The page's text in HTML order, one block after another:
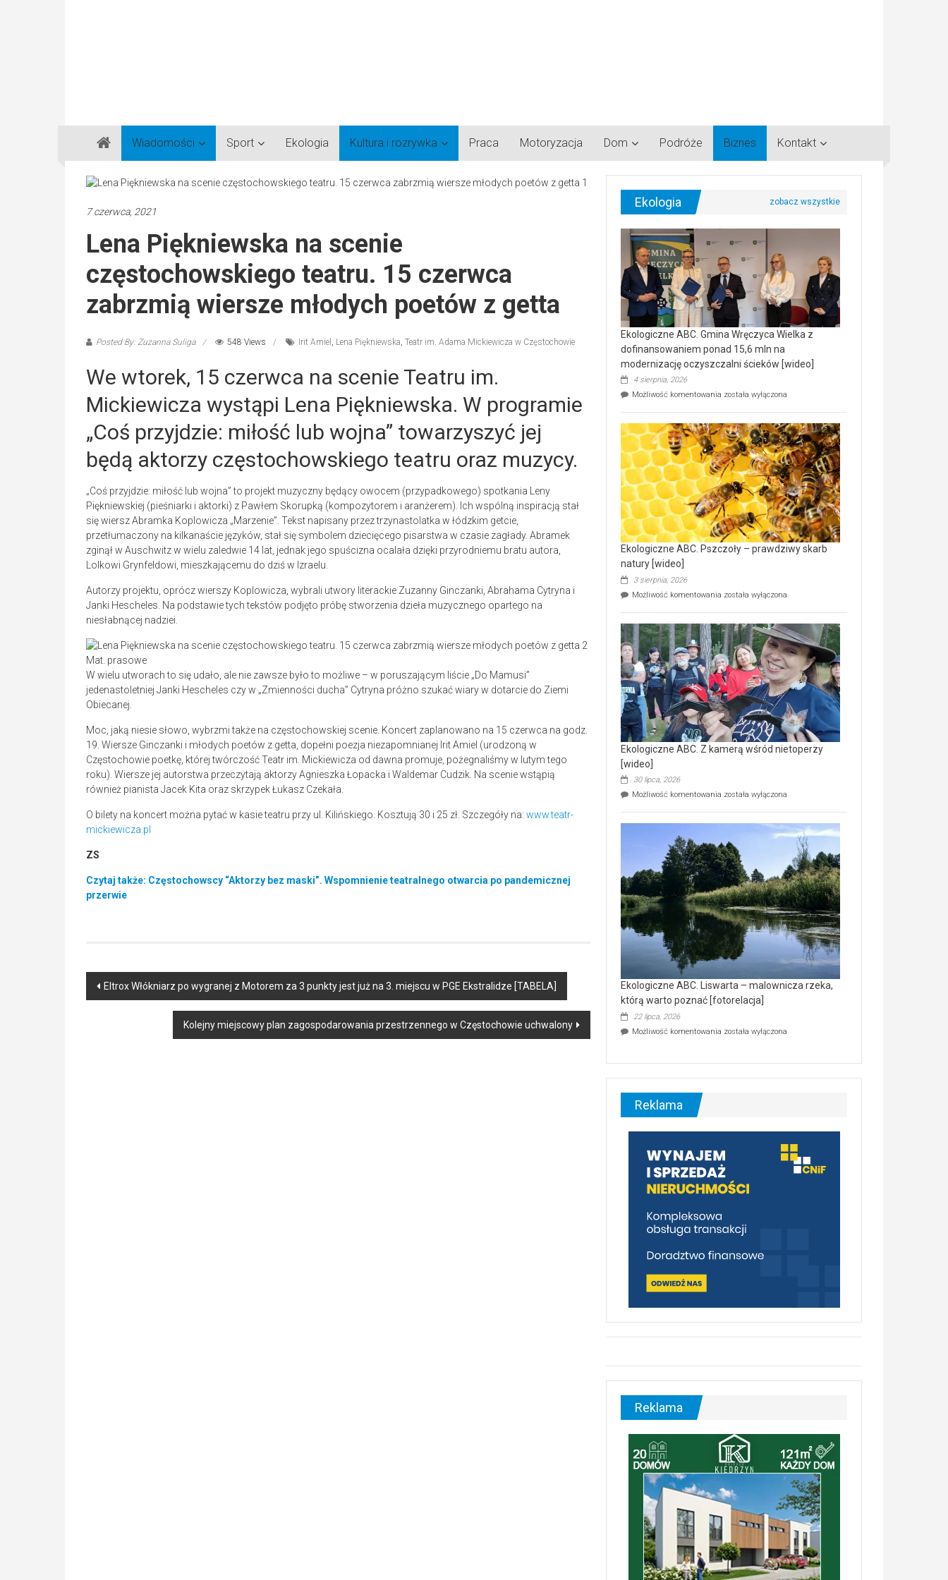
Gazeta
Regionalna
Częstochowa,
Lubliniec,
Wiadomości Sport Ekologia Kultura i rozrywka Praca Motoryzacja Dom Podróże Biznes Kontakt
7 czerwca, 2021
Lena Piękniewska na scenie
częstochowskiego teatru. 15 czerwca
zabrzmią wiersze młodych poetów z getta
Posted By: Zuzanna Suliga 548 Views Irit Amiel , Lena Piękniewska, Teatr im. Adama Mickiewicza w Częstochowie
We wtorek, 15 czerwca na scenie Teatru im.
Mickiewicza wystąpi Lena Piękniewska. W programie
„Coś przyjdzie: miłość lub wojna” towarzyszyć jej
będą aktorzy częstochowskiego teatru oraz muzycy.
„Coś przyjdzie: miłość lub wojna” to projekt muzyczny będący owocem (przypadkowego) spotkania Leny
Piękniewskiej (pieśniarki i aktorki) z Pawłem Skorupką (kompozytorem i aranżerem). Ich wspólną inspiracją stał
się wiersz Abramka Koplowicza „Marzenie”. Tekst napisany przez trzynastolatka w łódzkim getcie,
przetłumaczony na kilkanaście języków, stał się symbolem dziecięcego pisarstwa w czasie zagłady. Abramek
zginął w Auschwitz w wielu zaledwie 14 lat, jednak jego spuścizna ocalała dzięki przyrodniemu bratu autora,
Lolkowi Grynfeldowi, mieszkającemu do dziś w Izraelu.
Autorzy projektu, oprócz wierszy Koplowicza, wybrali utwory literackie Zuzanny Ginczanki, Abrahama Cytryna i
Janki Hescheles. Na podstawie tych tekstów podjęto próbę stworzenia dzieła muzycznego opartego na
niesłabnącej nadziei.
Mat. prasowe
W wielu utworach to się udało, ale nie zawsze było to możliwe – w poruszającym liście „Do Mamusi”
jedenastoletniej Janki Hescheles czy w „Zmienności ducha” Cytryna próżno szukać wiary w dotarcie do Ziemi
Obiecanej.
Moc, jaką niesie słowo, wybrzmi także na częstochowskiej scenie. Koncert zaplanowano na 15 czerwca na godz.
19. Wiersze Ginczanki i młodych poetów z getta, dopełni poezja niezapomnianej Irit Amiel (urodzoną w
Częstochowie poetkę, której twórczość Teatr im. Mickiewicza od dawna promuje, pożegnaliśmy w lutym tego
roku). Wiersze jej autorstwa przeczytają aktorzy Agnieszka Łopacka i Waldemar Cudzik. Na scenie wstąpią
również pianista Jacek Kita oraz skrzypek Łukasz Czekała.
O bilety na koncert można pytać w kasie teatru przy ul. Kilińskiego. Kosztują 30 i 25 zł. Szczegóły na: www.teatr-
mickiewicza.pl
ZS
Czytaj także: Częstochowscy “Aktorzy bez maski”. Wspomnienie teatralnego otwarcia po pandemicznej
przerwie
Post
navigation
Eltrox Włókniarz po wygranej z Motorem za 3 punkty jest już na 3. miejscu w PGE Ekstralidze [TABELA]
Kolejny miejscowy plan zagospodarowania przestrzennego w Częstochowie uchwalony
Ekologia
Ekologiczne ABC. Gmina Wręczyca Wielka z
dofinansowaniem ponad 15,6 mln na
modernizację oczyszczalni ścieków [wideo]
4 sierpnia, 2026
Możliwość komentowania Ekologiczne
Wręczyca
Wielka
z
dofinansowaniem
ponad
15,6
mln
na
modernizację
oczyszczalni
ścieków
[wideo]
została wyłączona
Ekologiczne ABC. Pszczoły – prawdziwy skarb
natury [wideo]
3 sierpnia, 2026
Możliwość komentowania Ekologiczne
–
prawdziwy
skarb
natury
[wideo]
została wyłączona
Ekologiczne ABC. Z kamerą wśród nietoperzy
[wideo]
30 lipca, 2026
Możliwość komentowania Ekologiczne
wśród
nietoperzy
[wideo]
została wyłączona
Ekologiczne ABC. Liswarta – malownicza rzeka,
którą warto poznać [fotorelacja]
22 lipca, 2026
Możliwość komentowania Ekologiczne
–
malownicza
[fotorelacja]
została wyłączona
Reklama
Reklama